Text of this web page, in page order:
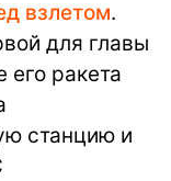
взлетом.
для главы
ракета
станцию и